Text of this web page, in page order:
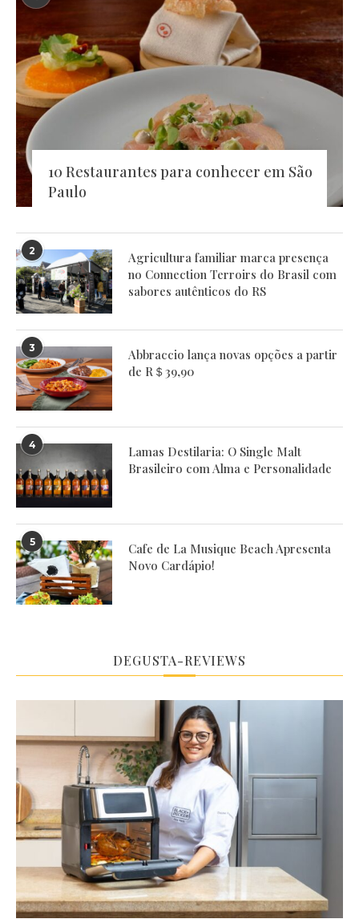
10 Restaurantes para conhecer em São
Paulo
2
Agricultura familiar marca presença
no Connection Terroirs do Brasil com
sabores autênticos do RS
3
Abbraccio lança novas opções a partir
de R＄39,90
4
Lamas Destilaria: O Single Malt
Brasileiro com Alma e Personalidade
5
Cafe de La Musique Beach Apresenta
Novo Cardápio!
DEGUSTA-REVIEWS